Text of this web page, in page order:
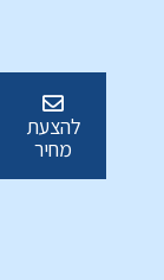
להצעת
מחיר